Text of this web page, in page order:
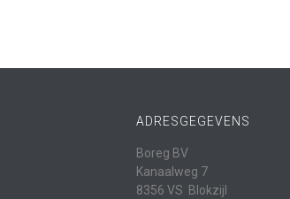
ADRESGEGEVENS
Boreg BV
Kanaalweg 7
8356 VS Blokzijl